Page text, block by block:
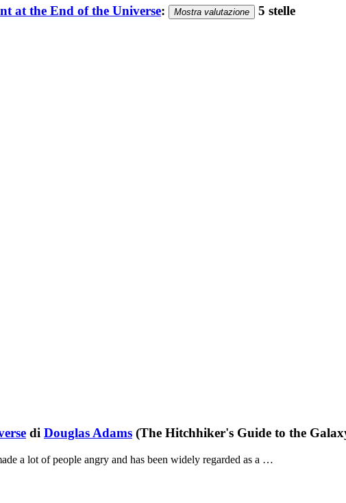
at the End of the Universe: Mostra valutazione 5 stelle
di Douglas Adams (The Hitchhiker's Guide to the
a lot of people angry and has been widely regarded as a …